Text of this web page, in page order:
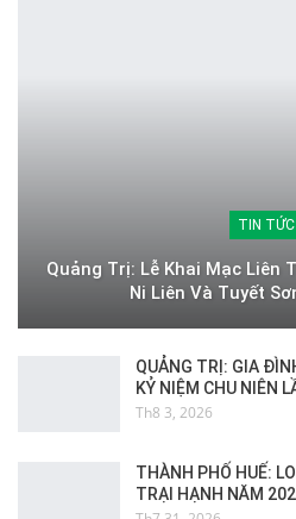
TIN TỨC
Quảng Trị: Lễ Khai Mạc Liên
Ni Liên Và Tuyết
QUẢNG TRỊ: GIA
KỶ NIỆM CHU NIÊN
Th8 3, 2026
THÀNH PHỐ HUẾ:
TRẠI HẠNH NĂM